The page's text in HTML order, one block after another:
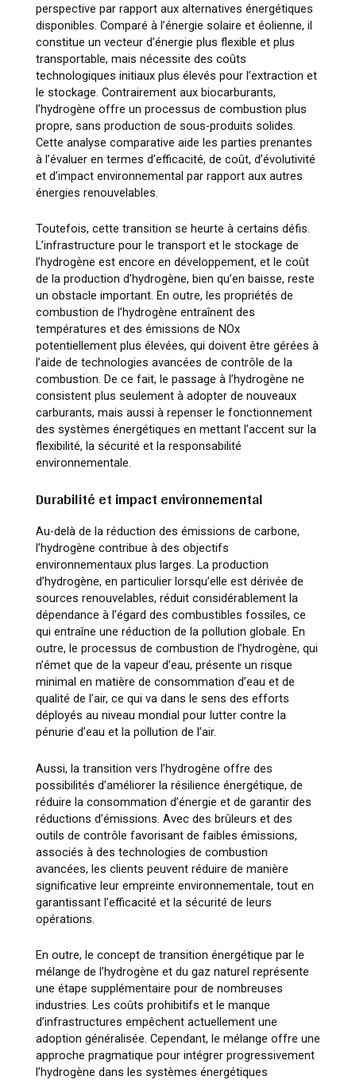
perspective par rapport aux alternatives énergétiques
disponibles. Comparé à l’énergie solaire et éolienne, il
constitue un vecteur d’énergie plus flexible et plus
transportable, mais nécessite des coûts
technologiques initiaux plus élevés pour l’extraction et
le stockage. Contrairement aux biocarburants,
l’hydrogène offre un processus de combustion plus
propre, sans production de sous-produits solides.
Cette analyse comparative aide les parties prenantes
à l’évaluer en termes d’efficacité, de coût, d’évolutivité
et d’impact environnemental par rapport aux autres
énergies renouvelables.
Toutefois, cette transition se heurte à certains défis.
L’infrastructure pour le transport et le stockage de
l’hydrogène est encore en développement, et le coût
de la production d’hydrogène, bien qu’en baisse, reste
un obstacle important. En outre, les propriétés de
combustion de l’hydrogène entraînent des
températures et des émissions de NOx
potentiellement plus élevées, qui doivent être gérées à
l’aide de technologies avancées de contrôle de la
combustion. De ce fait, le passage à l’hydrogène ne
consistent plus seulement à adopter de nouveaux
carburants, mais aussi à repenser le fonctionnement
des systèmes énergétiques en mettant l’accent sur la
flexibilité, la sécurité et la responsabilité
environnementale.
Durabilité et impact environnemental
Au-delà de la réduction des émissions de carbone,
l’hydrogène contribue à des objectifs
environnementaux plus larges. La production
d’hydrogène, en particulier lorsqu’elle est dérivée de
sources renouvelables, réduit considérablement la
dépendance à l’égard des combustibles fossiles, ce
qui entraîne une réduction de la pollution globale. En
outre, le processus de combustion de l’hydrogène, qui
n’émet que de la vapeur d’eau, présente un risque
minimal en matière de consommation d’eau et de
qualité de l’air, ce qui va dans le sens des efforts
déployés au niveau mondial pour lutter contre la
pénurie d’eau et la pollution de l’air.
Aussi, la transition vers l’hydrogène offre des
possibilités d’améliorer la résilience énergétique, de
réduire la consommation d’énergie et de garantir des
réductions d’émissions. Avec des brûleurs et des
outils de contrôle favorisant de faibles émissions,
associés à des technologies de combustion
avancées, les clients peuvent réduire de manière
significative leur empreinte environnementale, tout en
garantissant l’efficacité et la sécurité de leurs
opérations.
En outre, le concept de transition énergétique par le
mélange de l’hydrogène et du gaz naturel représente
une étape supplémentaire pour de nombreuses
industries. Les coûts prohibitifs et le manque
d’infrastructures empêchent actuellement une
adoption généralisée. Cependant, le mélange offre une
approche pragmatique pour intégrer progressivement
l’hydrogène dans les systèmes énergétiques